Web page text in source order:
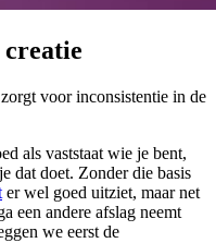
creatie
voor inconsistentie in de
als vaststaat wie je bent,
dat doet. Zonder die basis
er wel goed uitziet, maar net
een andere afslag neemt
we eerst de